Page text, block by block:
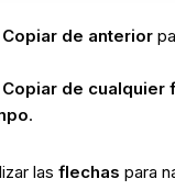
Copiar de anterior
Copiar de cualquier
.
lasflechas para